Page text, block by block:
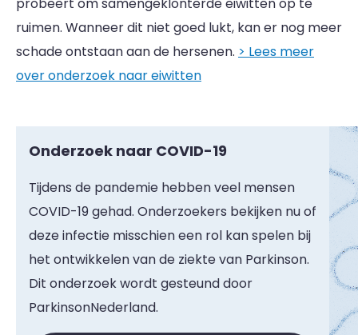
ruimen. Wanneer dit niet goed lukt, kan er nog meer
schade ontstaan aan de hersenen. > Lees meer
over onderzoek naar eiwitten
Onderzoek naar COVID-19
Tijdens de pandemie hebben veel mensen
COVID-19 gehad. Onderzoekers bekijken nu of
deze infectie misschien een rol kan spelen bij
het ontwikkelen van de ziekte van Parkinson.
Dit onderzoek wordt gesteund door
ParkinsonNederland.